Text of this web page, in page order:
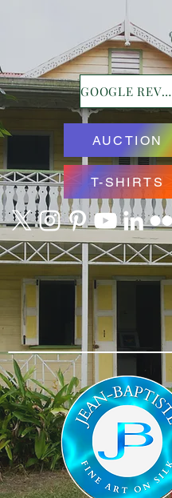
GOOGLE REVIEWS
AUCTION
T-SHIRTS